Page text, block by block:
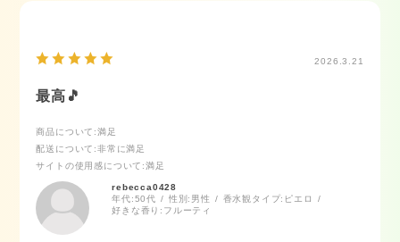
2026.3.21
最高🎵
商品について :満足
配送について :非常に満足
サイトの使用感について :満足
rebecca0428
年代:50代 性別: 男性 香水観タイプ: ピエロ
好きな香り: フルーティ